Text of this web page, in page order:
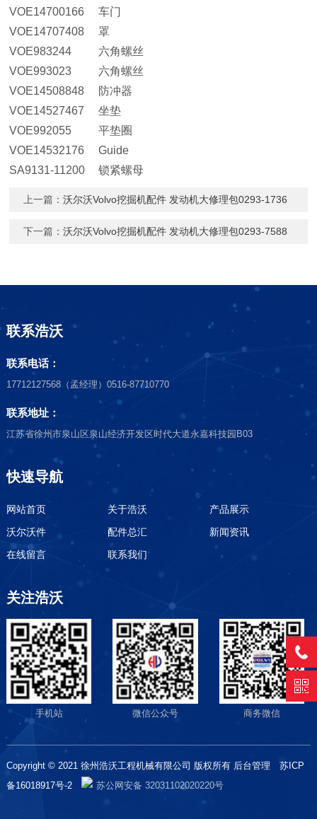
VOE14700166
车门
VOE14707408
罩
VOE983244
六角螺丝
VOE993023
六角螺丝
VOE14508848
防冲器
VOE14527467
坐垫
VOE992055
平垫圈
VOE14532176
Guide
SA9131-11200
锁紧螺母
上一篇：沃尔沃Volvo挖掘机配件 发动机大修理包0293-1736
下一篇：沃尔沃Volvo挖掘机配件 发动机大修理包0293-7588
联系浩沃
联系电话：
17712127568（孟经理）0516-87710770
联系地址：
江苏省徐州市泉山区泉山经济开发区时代大道永嘉科技园B03
快速导航
网站首页 关于浩沃
产品展示
沃尔沃件
配件总汇
新闻资讯
在线留言
联系我们
关注浩沃
手机站 微信公众号 商务微信
Copyright © 2021 徐州浩沃工程机械有限公司 版权所有 后台管理
苏ICP
备16018917号-2
苏公网安备 32031102020220号